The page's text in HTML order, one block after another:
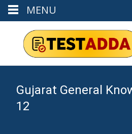
Gujarat General
12
MENU